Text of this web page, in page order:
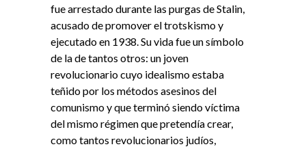
fue arrestado durante las purgas de Stalin,
acusado de promover el trotskismo y
ejecutado en 1938. Su vida fue un símbolo
de la de tantos otros: un joven
revolucionario cuyo idealismo estaba
teñido por los métodos asesinos del
comunismo y que terminó siendo víctima
del mismo régimen que pretendía crear,
como tantos revolucionarios judíos,